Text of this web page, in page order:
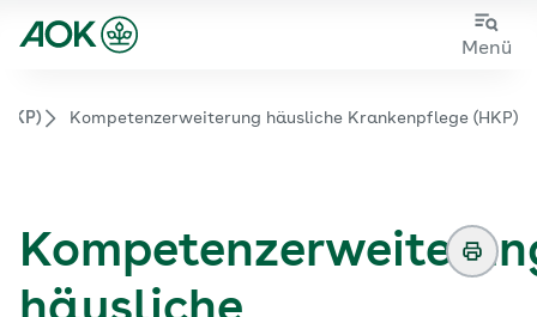
Zum
Zur
Menü
Zur Startseite von der Website aok.de/gp
Kompetenzerweiterung häusliche Krankenpflege (HKP)